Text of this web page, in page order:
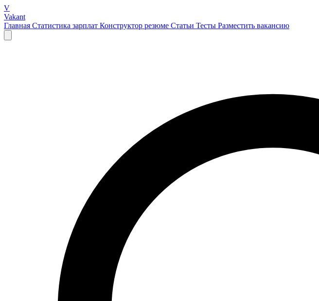
V
Vakant
Главная Статистика зарплат Конструктор резюме Статьи Тесты Разместить вакансию